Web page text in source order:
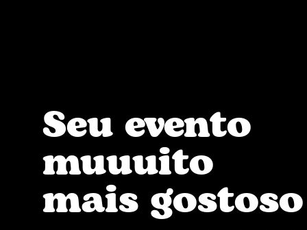
Seu evento
muuuito
mais gostoso